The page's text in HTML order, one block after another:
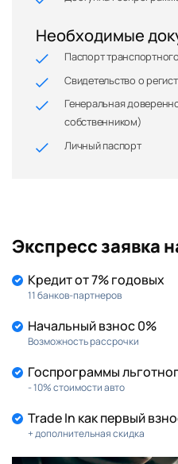
Необходимые
Паспорт
Свидетельство о
Генеральная
собственником)
Личный паспорт
Экспресс заявка
Кредит от 7% годовых
11 банков-партнеров
Начальный взнос 0%
Возможность рассрочки
Госпрограммы
- 10% стоимости авто
Trade In как первый
+ дополнительная скидка